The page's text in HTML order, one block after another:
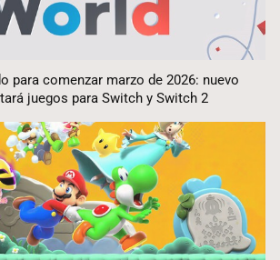
para comenzar marzo de 2026: nuevo
juegos para Switch y Switch 2